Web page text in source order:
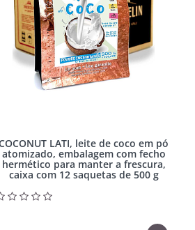
LATI, leite de coco em pó
atomizado, embalagem com fecho
hermético para manter a frescura,
caixa com 12 saquetas de 500 g